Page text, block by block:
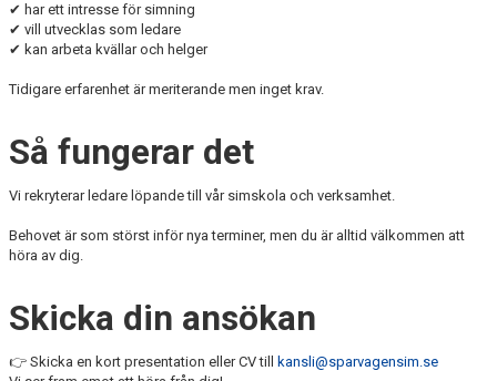
✔ har ett intresse för simning
✔ vill utvecklas som ledare
✔ kan arbeta kvällar och helger
Tidigare erfarenhet är meriterande men inget krav.
Så fungerar det
Vi rekryterar ledare löpande till vår simskola och verksamhet.
Behovet är som störst inför nya terminer, men du är alltid välkommen att
höra av dig.
Skicka din ansökan
👉 Skicka en kort presentation eller CV till
kansli@sparvagensim.se